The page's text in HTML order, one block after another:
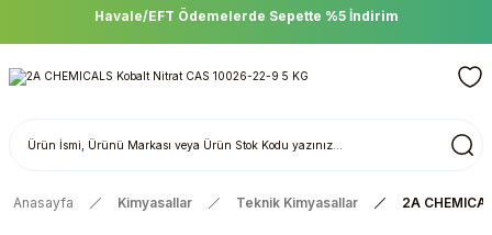
Havale/EFT Ödemelerde Sepette %5 İndirim
Anasayfa Kimyasallar Teknik Kimyasallar 2A